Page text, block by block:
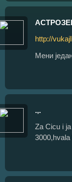
http://
Мени
.,.
Za Cicu i
3000,hvala